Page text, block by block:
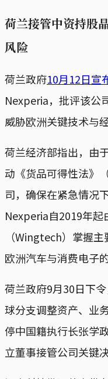
荷兰接管中资持股
风险
荷兰政府10月12日宣
Nexperia，批评该
威胁欧洲关键技术与
荷兰经济部指出，由
动《货品可得性法》
司，确保在紧急情况
Nexperia自2019年起
（Wingtech）掌握
欧洲汽车与消费电子
荷兰政府9月30日下
球分支调整资产、业
停中国籍执行长张学
立董事接管公司关键